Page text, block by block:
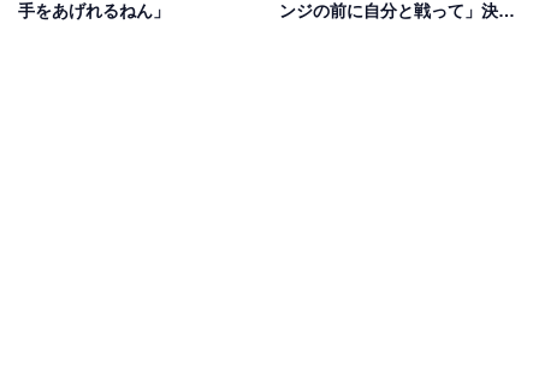
手をあげれるねん」
ンジの前に自分と戦って」決着